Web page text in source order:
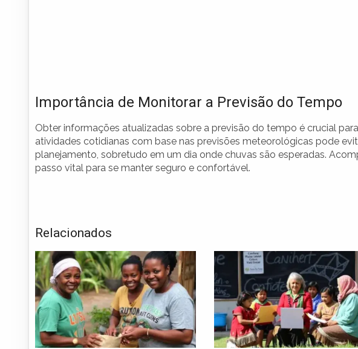
Importância de Monitorar a Previsão do Tempo
Obter informações atualizadas sobre a previsão do tempo é crucial
atividades cotidianas com base nas previsões meteorológicas pode
planejamento, sobretudo em um dia onde chuvas são esperadas.
passo vital para se manter seguro e confortável.
Relacionados